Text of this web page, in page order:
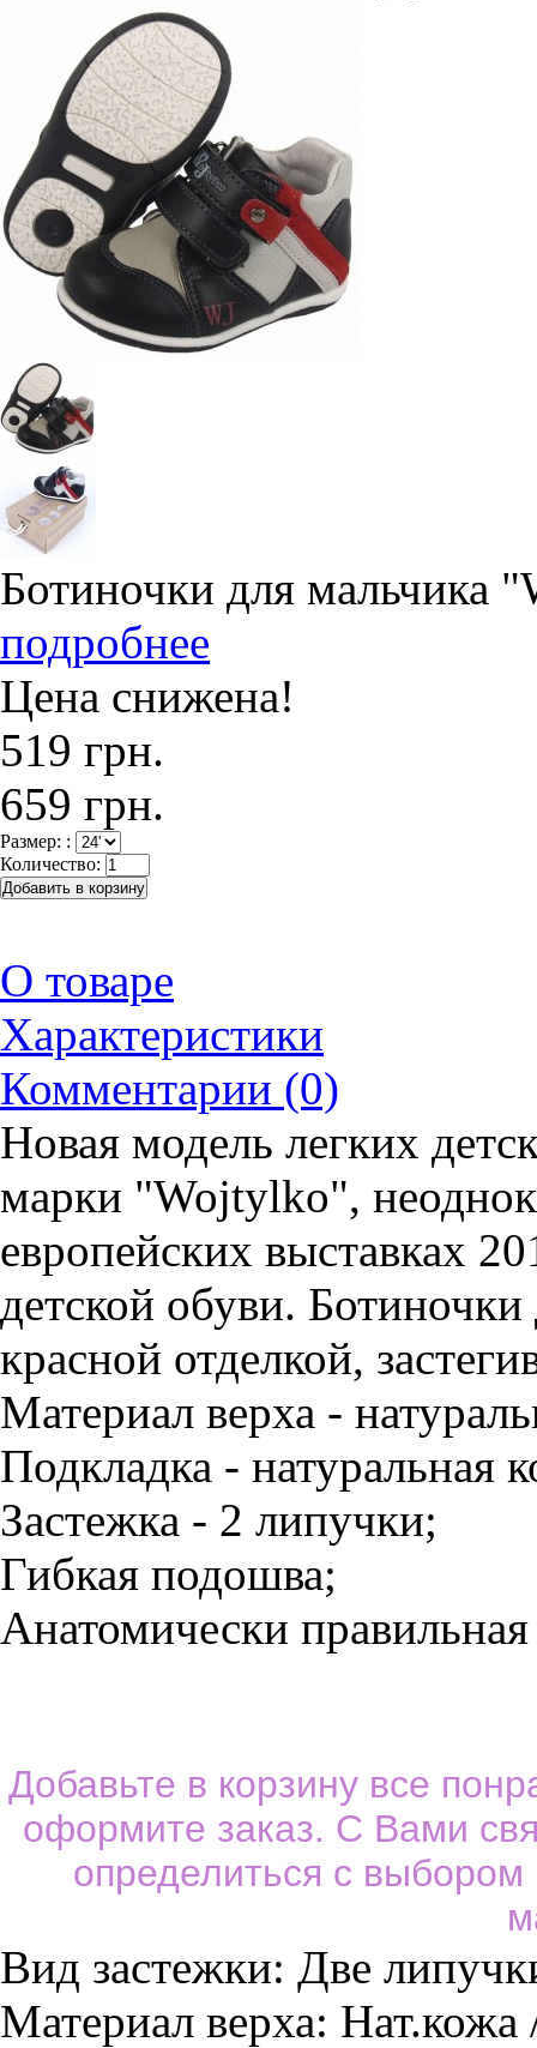
Ботиночки для мальчика
подробнее
Цена снижена!
519 грн.
659 грн.
Размер: :
Количество:
О товаре
Характеристики
Комментарии (0)
Новая модель легких
марки "Wojtylko",
европейских выставках
детской обуви.
красной отделкой,
Материал верха -
Подкладка - натуральная
Застежка - 2 липучки;
Гибкая подошва;
Анатомически
Добавьте в корзину все
оформите заказ. С Вами
определиться с
Вид застежки: Две
Материал верха: Нат.кожа